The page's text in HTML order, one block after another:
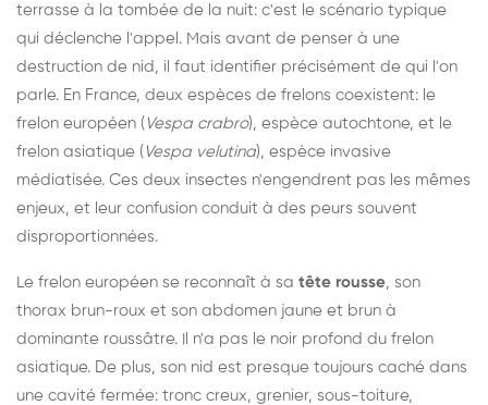
terrasse à la tombée de la nuit: c'est le scénario typique
qui déclenche l'appel. Mais avant de penser à une
destruction de nid, il faut identifier précisément de qui l'on
parle. En France, deux espèces de frelons coexistent: le
frelon européen ( Vespa crabro), espèce autochtone, et le
frelon asiatique ( Vespa velutina), espèce invasive
médiatisée. Ces deux insectes n'engendrent pas les mêmes
enjeux, et leur confusion conduit à des peurs souvent
disproportionnées.
Le frelon européen se reconnaît à sa tête rousse, son
thorax brun-roux et son abdomen jaune et brun à
dominante roussâtre. Il n'a pas le noir profond du frelon
asiatique. De plus, son nid est presque toujours caché dans
une cavité fermée: tronc creux, grenier, sous-toiture,